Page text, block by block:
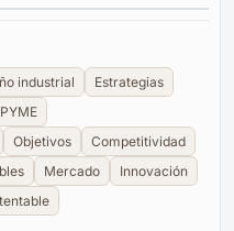
industrial
Estrategias
PYME
Objetivos
Competitividad
Mercado
Innovación